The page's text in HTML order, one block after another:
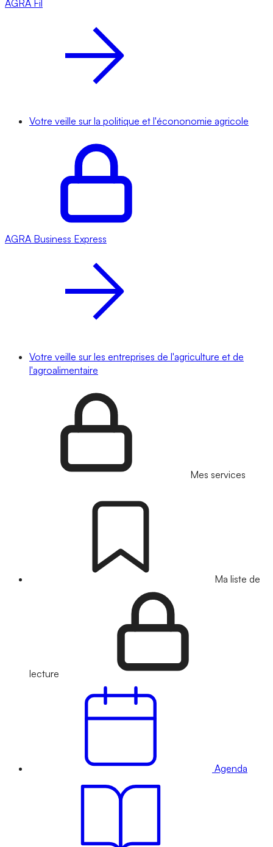
AGRA Fil
Votre veille sur la politique et l'écononomie agricole
AGRA Business Express
Votre veille sur les entreprises de l'agriculture et de
l'agroalimentaire
Mes services
Ma liste de
lecture
Agenda